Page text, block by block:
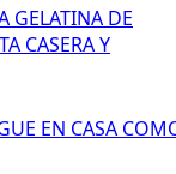
GELATINA DE
CASERA Y
EN CASA